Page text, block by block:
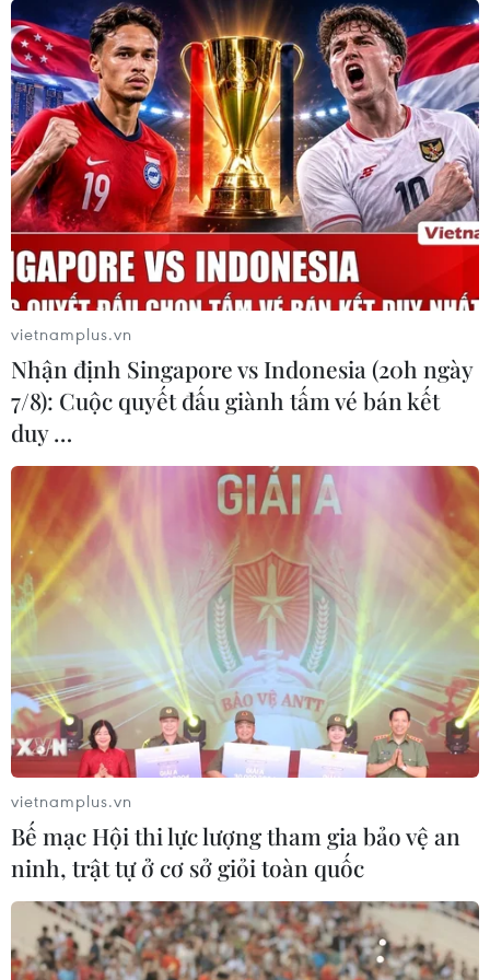
TIN CÙNG CHUYÊN MỤC
vietnamplus.vn
Nhận định Singapore vs Indonesia (20h ngày
7/8): Cuộc quyết đấu giành tấm vé bán kết
duy …
vietnamplus.vn
Bế mạc Hội thi lực lượng tham gia bảo vệ an
ninh, trật tự ở cơ sở giỏi toàn quốc